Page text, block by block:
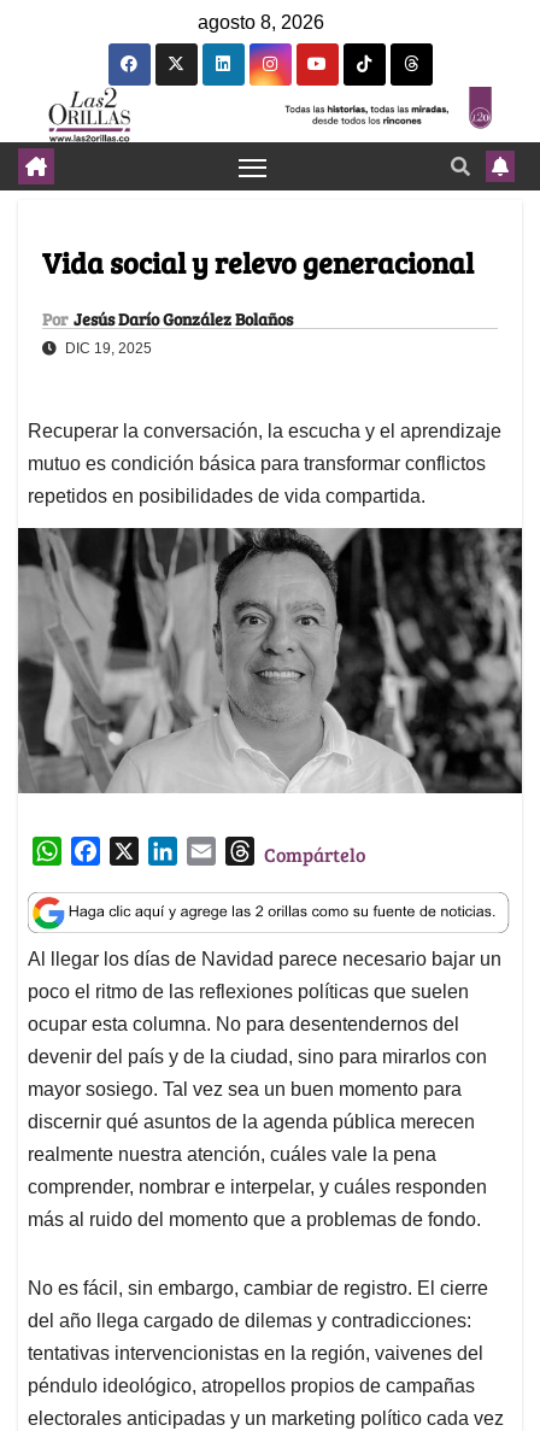
agosto 8, 2026
Vida social y relevo generacional
Por Jesús Darío González Bolaños
DIC 19, 2025
Recuperar la conversación, la escucha y el aprendizaje
mutuo es condición básica para transformar conflictos
repetidos en posibilidades de vida compartida.
W
a
t
s
A
p
p
c
e
b
o
o
k
n
k
e
d
I
n
a
i
l
T
r
e
a
d
s
Compártelo
Al llegar los días de Navidad parece necesario bajar un
poco el ritmo de las reflexiones políticas que suelen
ocupar esta columna. No para desentendernos del
devenir del país y de la ciudad, sino para mirarlos con
mayor sosiego. Tal vez sea un buen momento para
discernir qué asuntos de la agenda pública merecen
realmente nuestra atención, cuáles vale la pena
comprender, nombrar e interpelar, y cuáles responden
más al ruido del momento que a problemas de fondo.
No es fácil, sin embargo, cambiar de registro. El cierre
del año llega cargado de dilemas y contradicciones:
tentativas intervencionistas en la región, vaivenes del
péndulo ideológico, atropellos propios de campañas
electorales anticipadas y un marketing político cada vez